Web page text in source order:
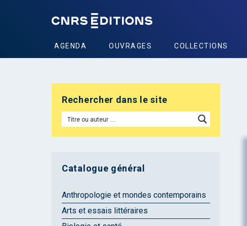
AGENDA OUVRAGES COLLECTIONS
Rechercher dans le site
Catalogue général
Anthropologie et mondes contemporains
Arts et essais littéraires